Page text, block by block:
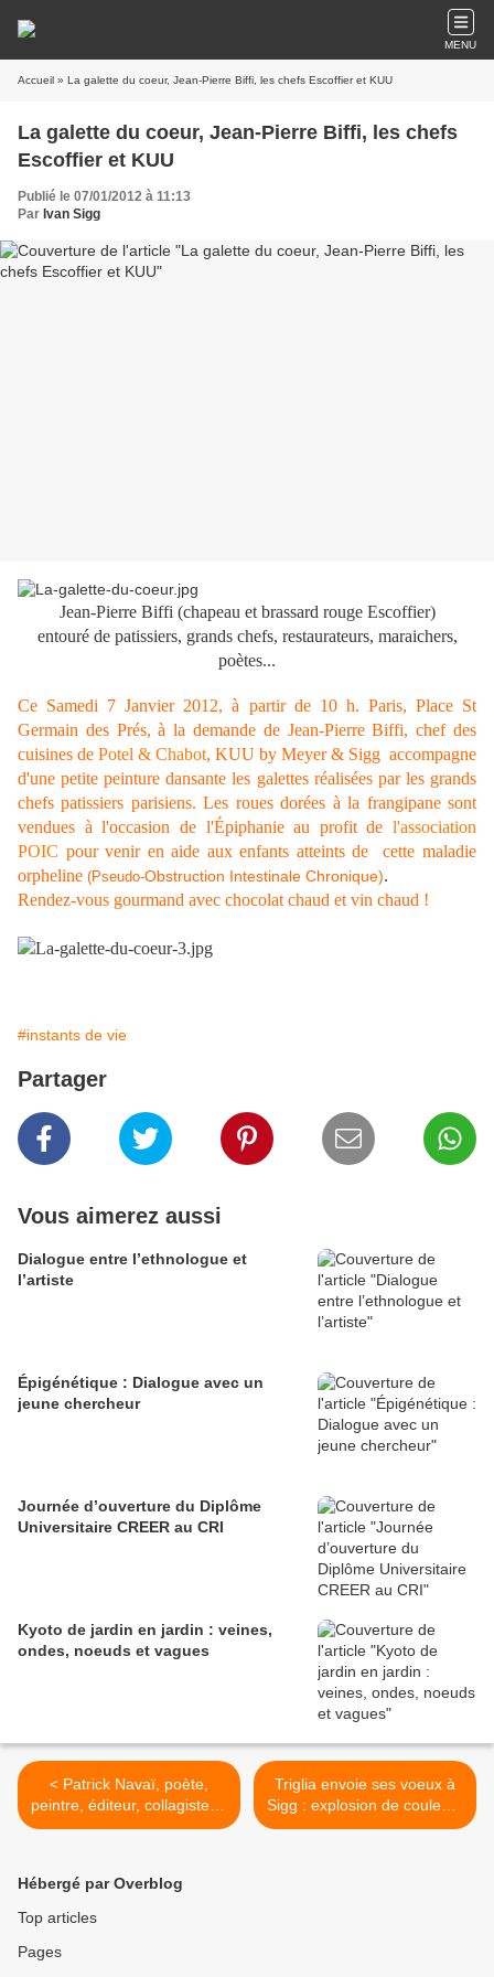
MENU
Accueil » La galette du coeur, Jean-Pierre Biffi, les chefs Escoffier et KUU
La galette du coeur, Jean-Pierre Biffi, les chefs
Escoffier et KUU
Publié le 07/01/2012 à 11:13
Par Ivan Sigg
Jean-Pierre Biffi (chapeau et brassard rouge Escoffier)
entouré de patissiers, grands chefs, restaurateurs, maraichers,
poètes...
Ce Samedi 7 Janvier 2012, à partir de 10 h. Paris, Place St
Germain des Prés, à la demande de Jean-Pierre Biffi, chef des
cuisines de Potel & Chabot, KUU by Meyer & Sigg accompagne
d'une petite peinture dansante les galettes réalisées par les grands
chefs patissiers parisiens. Les roues dorées à la frangipane sont
vendues à l'occasion de l'Épiphanie au profit de l'association
POIC pour venir en aide aux enfants atteints de cette maladie
orpheline (Pseudo-Obstruction Intestinale Chronique).
Rendez-vous gourmand avec chocolat chaud et vin chaud !
#instants de vie
Partager
Vous aimerez aussi
Dialogue entre l’ethnologue et
l’artiste
Épigénétique : Dialogue avec un
jeune chercheur
Journée d’ouverture du Diplôme
Universitaire CREER au CRI
Kyoto de jardin en jardin : veines,
ondes, noeuds et vagues
< Patrick Navaï, poète,
peintre, éditeur, collagiste et
rédacteur de la revue
Triglia envoie ses voeux à
Sigg : explosion de couleurs
! >
Hébergé par Overblog
Top articles
Pages